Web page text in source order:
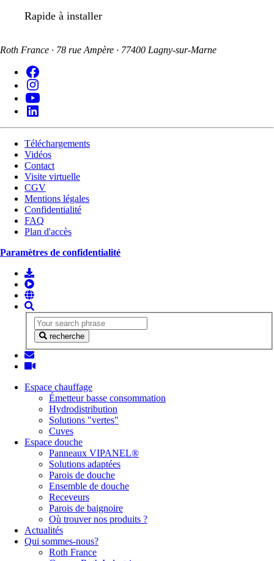
Rapide à installer
Roth France · 78 rue Ampère · 77400 Lagny-sur-Marne
Téléchargements
Vidéos
Contact
Visite virtuelle
CGV
Mentions légales
Confidentialité
FAQ
Plan d'accès
Paramètres de confidentialité
recherche
Espace chauffage
Émetteur basse consommation
Hydrodistribution
Solutions "vertes"
Cuves
Espace douche
Panneaux VIPANEL®
Solutions adaptées
Parois de douche
Ensemble de douche
Receveurs
Parois de baignoire
Où trouver nos produits ?
Actualités
Qui sommes-nous?
Roth France